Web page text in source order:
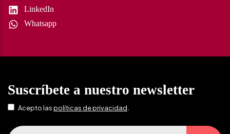
LinkedIn
Whatsapp
Suscríbete a nuestro newsletter
Acepto laspolíticas de privacidad.